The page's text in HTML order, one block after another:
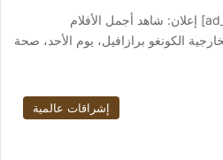
من صحيفة اشراق العالم 24:[ad_1] إعلان: شاهد أجمل الأفلام
نفى وزير الخارجية الكونغو برازافيل، يوم الأحد، صحة
إشراقات عالمية